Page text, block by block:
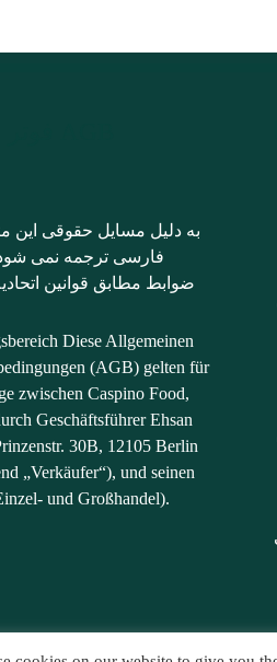
به دلیل مسایل حقوقی این
فارسی ترجمه نمی
ضوابط مطابق قوانین
Diese Allgemeinen
(AGB) gelten für
zwischen Caspino Food,
Geschäftsführer Ehsan
30B, 12105 Berlin
„Verkäufer“), und seinen
und Großhandel).